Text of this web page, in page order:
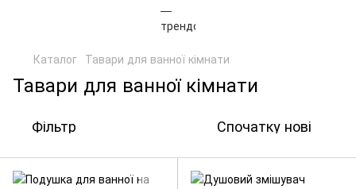
Каталог Тавари для ванної кімнати
Тавари для ванної кімнати
Фільтр Спочатку нові